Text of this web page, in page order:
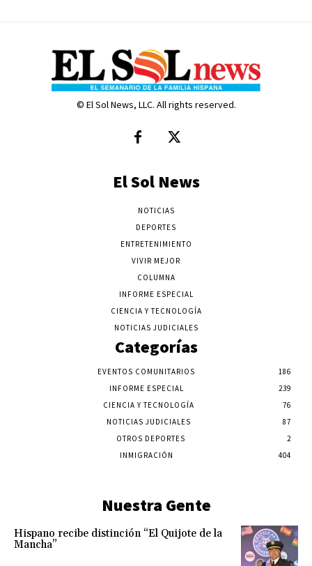
© El Sol News, LLC. All rights reserved.
El Sol News
NOTICIAS
DEPORTES
ENTRETENIMIENTO
VIVIR MEJOR
COLUMNA
INFORME ESPECIAL
CIENCIA Y TECNOLOGÍA
NOTICIAS JUDICIALES
Categorías
EVENTOS COMUNITARIOS
186
INFORME ESPECIAL
239
CIENCIA Y TECNOLOGÍA
76
NOTICIAS JUDICIALES
87
OTROS DEPORTES
2
INMIGRACIÓN
404
Nuestra Gente
Hispano recibe distinción “El Quijote de la
Mancha”